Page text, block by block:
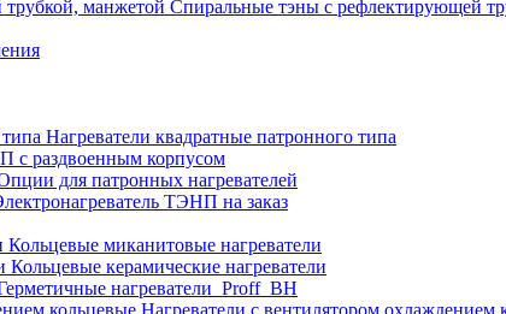
Спиральные тэны с рефлектирующей
Нагреватели квадратные патронного типа
с раздвоенным корпусом
для патронных нагревателей
ТЭНП на заказ
Кольцевые миканитовые нагреватели
Кольцевые керамические нагреватели
нагреватели_Proff_BH
Нагреватели с вентилятором охлаждением